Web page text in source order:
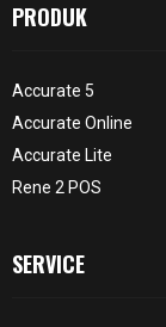
PRODUK
Accurate 5
Accurate Online
Accurate Lite
Rene 2 POS
SERVICE